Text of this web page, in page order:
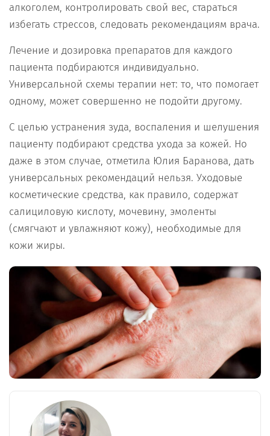
алкоголем, контролировать свой вес, стараться
избегать стрессов, следовать рекомендациям врача.
Лечение и дозировка препаратов для каждого
пациента подбираются индивидуально.
Универсальной схемы терапии нет: то, что помогает
одному, может совершенно не подойти другому.
С целью устранения зуда, воспаления и шелушения
пациенту подбирают средства ухода за кожей. Но
даже в этом случае, отметила Юлия Баранова, дать
универсальных рекомендаций нельзя. Уходовые
косметические средства, как правило, содержат
салициловую кислоту, мочевину, эмоленты
(смягчают и увлажняют кожу), необходимые для
кожи жиры.